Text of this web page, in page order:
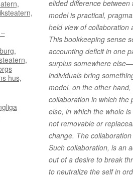
hus,
elided difference
model is practical,
held view of collaboration
This bookkeeping sense
accounting deficit in one
surplus somewhere
individuals bring
model, on the other
collaboration in which the
else, in which the whole
not removable or
change. The
Such collaboration, is an
out of a desire to break
to neutralize the self in